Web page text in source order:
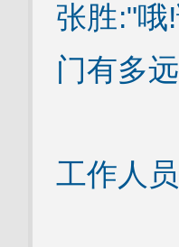
张胜:"哦
门有多
工作人